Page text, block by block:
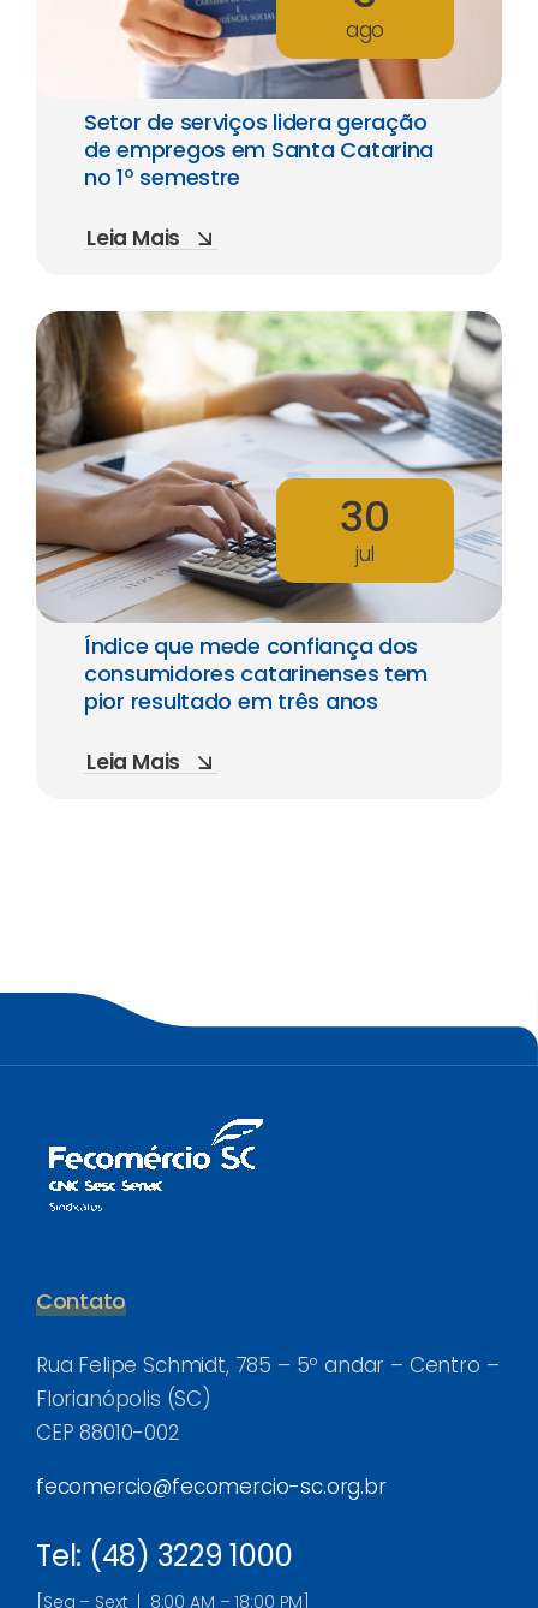
ago
Setor de serviços lidera geração
de empregos em Santa Catarina
no 1º semestre
Leia Mais
30
jul
Índice que mede confiança dos
consumidores catarinenses tem
pior resultado em três anos
Leia Mais
Contato
Rua Felipe Schmidt, 785 – 5º andar – Centro –
Florianópolis (SC)
CEP 88010-002
fecomercio@fecomercio-sc.org.br
Tel: (48) 3229 1000
[Seg – Sext | 8:00 AM – 18:00 PM]